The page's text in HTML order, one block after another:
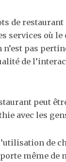
de
services où
pas
de
peut
avec les
de
même de